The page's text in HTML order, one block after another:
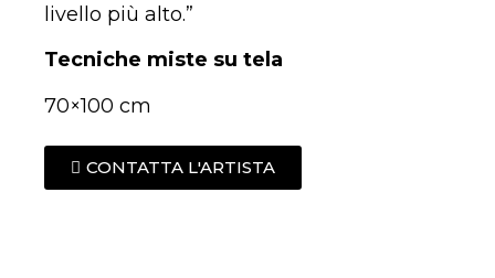
livello più alto.”
Tecniche miste su tela
70×100 cm
CONTATTA L'ARTISTA